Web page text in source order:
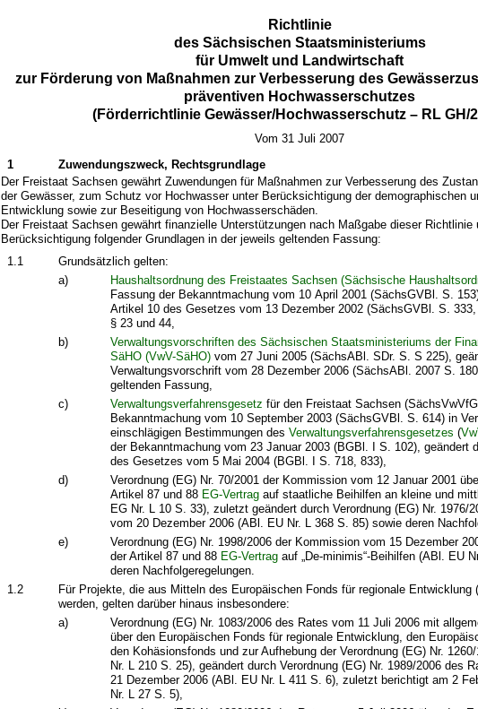
Richtlinie
des Sächsischen Staatsministeriums
für Umwelt und Landwirtschaft
zur Förderung von Maßnahmen zur Verbesserung des
präventiven Hochwasserschutzes
(Förderrichtlinie Gewässer/Hochwasserschutz – RL GH/
Vom 31 Juli 2007
1
Zuwendungszweck, Rechtsgrundlage
Der Freistaat Sachsen gewährt Zuwendungen für Maßnahmen zur Verbesserung des
der Gewässer, zum Schutz vor Hochwasser unter Berücksichtigung der demographischen
Entwicklung sowie zur Beseitigung von Hochwasserschäden.
Der Freistaat Sachsen gewährt finanzielle Unterstützungen nach Maßgabe dieser Richtlinie
Berücksichtigung folgender Grundlagen in der jeweils geltenden Fassung:
1.1
Grundsätzlich gelten:
a)
Haushaltsordnung des Freistaates Sachsen (Sächsische
Fassung der Bekanntmachung vom 10 April 2001 (SächsGVBl. S.
Artikel 10 des Gesetzes vom 13 Dezember 2002 (SächsGVBl. S.
§ 23 und 44,
b)
Verwaltungsvorschriften des Sächsischen Staatsministeriums der
SäHO (VwV-SäHO)vom 27 Juni 2005 (SächsABl. SDr. S. S 225),
Verwaltungsvorschrift vom 28 Dezember 2006 (SächsABl. 2007 S.
geltenden Fassung,
c)
Verwaltungsverfahrensgesetz für den Freistaat Sachsen
Bekanntmachung vom 10 September 2003 (SächsGVBl. S. 614) in
einschlägigen Bestimmungen des Verwaltungsverfahrensgesetzes (
der Bekanntmachung vom 23 Januar 2003 (BGBl. I S. 102), geändert
des Gesetzes vom 5 Mai 2004 (BGBl. I S. 718, 833),
d)
Verordnung (EG) Nr. 70/2001 der Kommission vom 12 Januar 2001
Artikel 87 und 88 EG-Vertragauf staatliche Beihilfen an kleine und
EG Nr. L 10 S. 33), zuletzt geändert durch Verordnung (EG) Nr. 1976/
vom 20 Dezember 2006 (ABl. EU Nr. L 368 S. 85) sowie deren
e)
Verordnung (EG) Nr. 1998/2006 der Kommission vom 15 Dezember
der Artikel 87 und 88 EG-Vertragauf „De-minimis“-Beihilfen (ABl. EU
deren Nachfolgeregelungen.
1.2
Für Projekte, die aus Mitteln des Europäischen Fonds für regionale Entwicklung
werden, gelten darüber hinaus insbesondere:
a)
Verordnung (EG) Nr. 1083/2006 des Rates vom 11 Juli 2006 mit
über den Europäischen Fonds für regionale Entwicklung, den
den Kohäsionsfonds und zur Aufhebung der Verordnung (EG) Nr.
Nr. L 210 S. 25), geändert durch Verordnung (EG) Nr. 1989/2006 des
21 Dezember 2006 (ABl. EU Nr. L 411 S. 6), zuletzt berichtigt am 2
Nr. L 27 S. 5),